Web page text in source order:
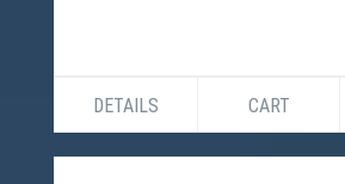
DETAILS CART